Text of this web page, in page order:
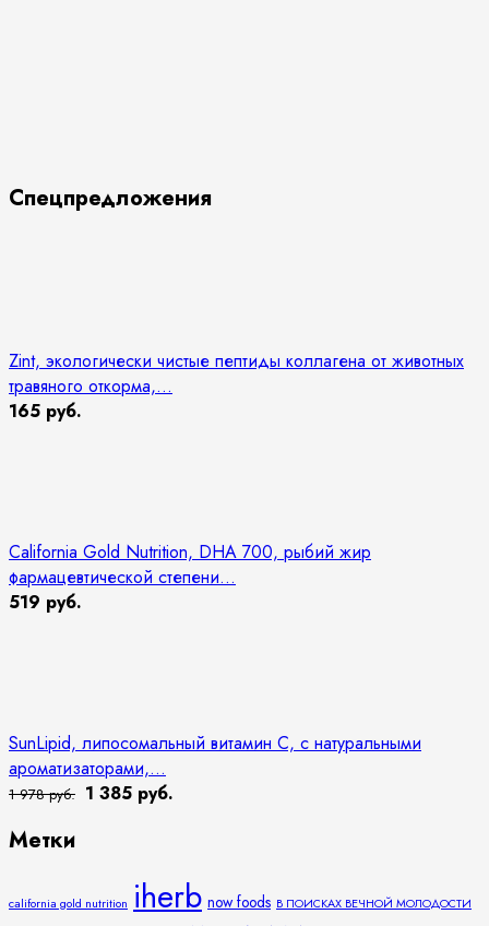
Спецпредложения
Zint, экологически чистые пептиды коллагена от животных
травяного откорма,...
165 руб.
California Gold Nutrition, DHA 700, рыбий жир
фармацевтической степени...
519 руб.
SunLipid, липосомальный витамин C, с натуральными
ароматизаторами,...
1 978 руб. 1 385 руб.
Метки
california gold nutrition iherb now foods В ПОИСКАХ ВЕЧНОЙ МОЛОДОСТИ